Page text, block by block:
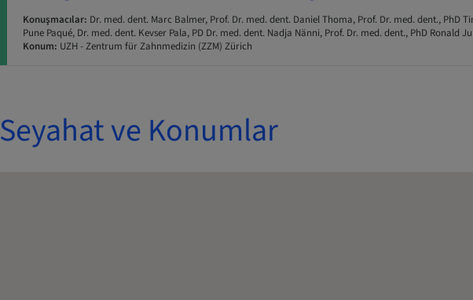
Konuşmacılar: Dr. med. dent. Marc Balmer, Prof. Dr. med. dent. Daniel Thoma, Prof. Dr. med. dent., PhD
Pune Paqué, Dr. med. dent. Kevser Pala, PD Dr. med. dent. Nadja Nänni, Prof. Dr. med. dent., PhD Ronald
Konum: UZH - Zentrum für Zahnmedizin (ZZM) Zürich
Seyahat ve Konumlar